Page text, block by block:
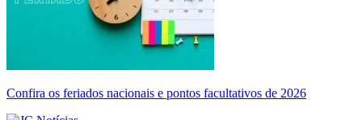
Confira os feriados nacionais e pontos facultativos de 2026